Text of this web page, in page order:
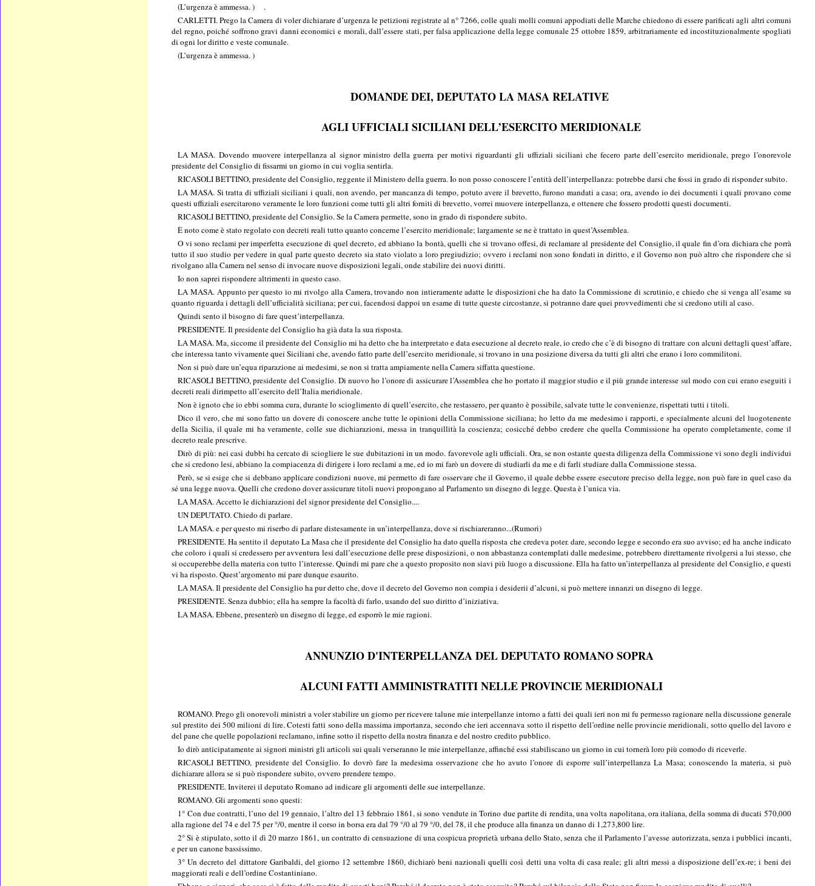
(L’urgenza è ammessa. ) .
CARLETTI. Prego la Camera di voler dichiarare d’urgenza le petizioni registrate al n° 7266, colle quali molli comuni appodiati delle Marche chiedono di essere parificati agli altri comuni
del regno, poiché soffrono gravi danni economici e morali, dall’essere stati, per falsa applicazione della legge comunale 25 ottobre 1859, arbitrariamente ed incostituzionalmente spogliati
di ogni lor diritto e veste comunale.
(L’urgenza è ammessa. )
DOMANDE DEI, DEPUTATO LA MASA RELATIVE
AGLI UFFICIALI SICILIANI DELL’ESERCITO MERIDIONALE
LA MASA. Dovendo muovere interpellanza al signor ministro della guerra per motivi riguardanti gli uffiziali siciliani che fecero parte dell’esercito meridionale, prego l’onorevole
presidente del Consiglio di fissarmi un giorno in cui voglia sentirla.
RICASOLI BETTINO, presidente del Consiglio, reggente il Ministero della guerra. Io non posso conoscere l’entità dell’interpellanza: potrebbe darsi che fossi in grado di risponder subito.
LA MASA. Si tratta di uffiziali siciliani i quali, non avendo, per mancanza di tempo, potuto avere il brevetto, furono mandati a casa; ora, avendo io dei documenti i quali provano come
questi uffiziali esercitarono veramente le loro funzioni come tutti gli altri forniti di brevetto, vorrei muovere interpellanza, e ottenere che fossero prodotti questi documenti.
RICASOLI BETTINO, presidente del Consiglio. Se la Camera permette, sono in grado di rispondere subito.
È noto come è stato regolato con decreti reali tutto quanto concerne l’esercito meridionale; largamente se ne è trattato in quest’Assemblea.
O vi sono reclami per imperfetta esecuzione di quel decreto, ed abbiano la bontà, quelli che si trovano offesi, di reclamare al presidente del Consiglio, il quale fin d’ora dichiara che porrà
tutto il suo studio per vedere in qual parte questo decreto sia stato violato a loro pregiudizio; ovvero i reclami non sono fondati in diritto, e il Governo non può altro che rispondere che si
rivolgano alla Camera nel senso di invocare nuove disposizioni legali, onde stabilire dei nuovi diritti.
Io non saprei rispondere altrimenti in questo caso.
LA MASA. Appunto per questo io mi rivolgo alla Camera, trovando non intieramente adatte le disposizioni che ha dato la Commissione di scrutinio, e chiedo che si venga all’esame su
quanto riguarda i dettagli dell’ufficialità siciliana; per cui, facendosi dappoi un esame di tutte queste circostanze, si potranno dare quei provvedimenti che si credono utili al caso.
Quindi sento il bisogno di fare quest’interpellanza.
PRESIDENTE. Il presidente del Consiglio ha già data la sua risposta.
LA MASA. Ma, siccome il presidente del Consiglio mi ha detto che ha interpretato e data esecuzione al decreto reale, io credo che c’è di bisogno di trattare con alcuni dettagli quest’affare,
che interessa tanto vivamente quei Siciliani che, avendo fatto parte dell’esercito meridionale, si trovano in una posizione diversa da tutti gli altri che erano i loro commilitoni.
Non si può dare un’equa riparazione ai medesimi, se non si tratta ampiamente nella Camera siffatta questione.
RICASOLI BETTINO, presidente del Consiglio. Di nuovo ho l’onore di assicurare l’Assemblea che ho portato il maggior studio e il più grande interesse sul modo con cui erano eseguiti i
decreti reali dirimpetto all’esercito dell’Italia meridionale.
Non è ignoto che io ebbi somma cura, durante lo scioglimento di quell’esercito, che restassero, per quanto è possibile, salvate tutte le convenienze, rispettati tutti i titoli.
Dico il vero, che mi sono fatto un dovere di conoscere anche tutte le opinioni della Commissione siciliana; ho letto da me medesimo i rapporti, e specialmente alcuni del luogotenente
della Sicilia, il quale mi ha veramente, colle sue dichiarazioni, messa in tranquillità la coscienza; cosicché debbo credere che quella Commissione ha operato completamente, come il
decreto reale prescrive.
Dirò di più: nei casi dubbi ha cercato di sciogliere le sue dubitazioni in un modo. favorevole agli ufficiali. Ora, se non ostante questa diligenza della Commissione vi sono degli individui
che si credono lesi, abbiano la compiacenza di dirigere i loro reclami a me, ed io mi farò un dovere di studiarli da me e di farli studiare dalla Commissione stessa.
Però, se si esige che si debbano applicare condizioni nuove, mi permetto di fare osservare che il Governo, il quale debbe essere esecutore preciso della legge, non può fare in quel caso da
sé una legge nuova. Quelli che credono dover assicurare titoli nuovi propongano al Parlamento un disegno di legge. Questa è l’unica via.
LA MASA. Accetto le dichiarazioni del signor presidente del Consiglio....
UN DEPUTATO. Chiedo di parlare.
LA MASA. e per questo mi riserbo di parlare distesamente in un’interpellanza, dove si rischiareranno...(Rumori)
PRESIDENTE. Ha sentito il deputato La Masa che il presidente del Consiglio ha dato quella risposta che credeva poter. dare, secondo legge e secondo era suo avviso; ed ha anche indicato
che coloro i quali si credessero per avventura lesi dall’esecuzione delle prese disposizioni, o non abbastanza contemplati dalle medesime, potrebbero direttamente rivolgersi a lui stesso, che
si occuperebbe della materia con tutto l’interesse. Quindi mi pare che a questo proposito non siavi più luogo a discussione. Ella ha fatto un’interpellanza al presidente del Consiglio, e questi
vi ha risposto. Quest’argomento mi pare dunque esaurito.
LA MASA. Il presidente del Consiglio ha pur detto che, dove il decreto del Governo non compia i desiderii d’alcuni, si può mettere innanzi un disegno di legge.
PRESIDENTE. Senza dubbio; ella ha sempre la facoltà di farlo, usando del suo diritto d’iniziativa.
LA MASA. Ebbene, presenterò un disegno di legge, ed esporrò le mie ragioni.
ANNUNZIO D'INTERPELLANZA DEL DEPUTATO ROMANO SOPRA
ALCUNI FATTI AMMINISTRATITI NELLE PROVINCIE MERIDIONALI
ROMANO. Prego gli onorevoli ministri a voler stabilire un giorno per ricevere talune mie interpellanze intorno a fatti dei quali ieri non mi fu permesso ragionare nella discussione generale
sul prestito dei 500 milioni di lire. Cotesti fatti sono della massima importanza, secondo che ieri accennava sotto il rispetto dell’ordine nelle provincie meridionali, sotto quello del lavoro e
del pane che quelle popolazioni reclamano, infine sotto il rispetto della nostra finanza e del nostro credito pubblico.
Io dirò anticipatamente ai signori ministri gli articoli sui quali verseranno le mie interpellanze, affinché essi stabiliscano un giorno in cui tornerà loro più comodo di riceverle.
RICASOLI BETTINO, presidente del Consiglio. Io dovrò fare la medesima osservazione che ho avuto l’onore di esporre sull’interpellanza La Masa; conoscendo la materia, si può
dichiarare allora se si può rispondere subito, ovvero prendere tempo.
PRESIDENTE. Inviterei il deputato Romano ad indicare gli argomenti delle sue interpellanze.
ROMANO. Gli argomenti sono questi:
1° Con due contratti, l’uno del 19 gennaio, l’altro del 13 febbraio 1861, si sono vendute in Torino due partite di rendita, una volta napolitana, ora italiana, della somma di ducati 570,000
alla ragione del 74 e del 75 per °/0, mentre il corso in borsa era dal 79 °/0 al 79 °/0, del 78, il che produce alla finanza un danno di 1,273,800 lire.
2° Si è stipulato, sotto il dì 20 marzo 1861, un contratto di censuazione di una cospicua proprietà urbana dello Stato, senza che il Parlamento l’avesse autorizzata, senza i pubblici incanti,
e per un canone bassissimo.
3° Un decreto del dittatore Garibaldi, del giorno 12 settembre 1860, dichiarò beni nazionali quelli così detti una volta di casa reale; gli altri messi a disposizione dell’ex-re; i beni dei
maggiorati reali e dell’ordine Costantiniano.